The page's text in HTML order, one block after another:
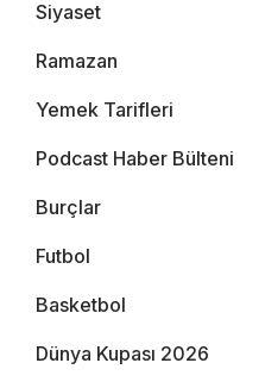
Siyaset
Ramazan
Yemek Tarifleri
Podcast Haber Bülteni
Burçlar
Futbol
Basketbol
Dünya Kupası 2026